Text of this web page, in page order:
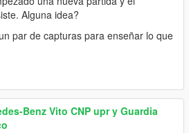
Alguna idea?
par de capturas para enseñar lo que
Benz Vito CNP upr y Guardia